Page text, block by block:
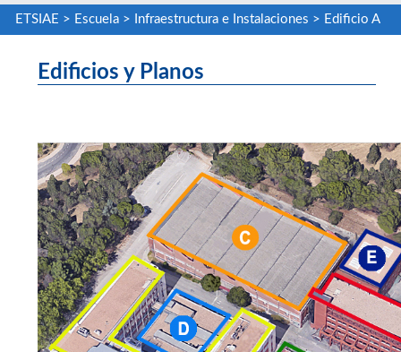
ETSIAE > Escuela> Infraestructura e Instalaciones > Edificio A
Edificios y Planos